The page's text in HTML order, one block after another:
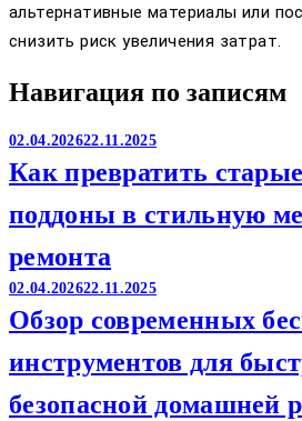
альтернативные материалы или
снизить риск увеличения затрат.
Навигация по записям
02.04.202622.11.2025
Как превратить
поддоны в стильную
ремонта
02.04.202622.11.2025
Обзор современных
инструментов для
безопасной домашней